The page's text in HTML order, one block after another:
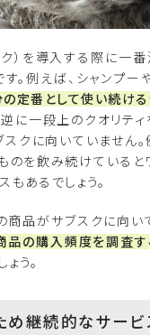
）を導入する際に一
。例えば、シャンプー
定番として使い続け
逆に一段上のクオリテ
クに向いていません。
のを飲み続けていると
もあるでしょう。
商品がサブスクに向い
品の購入頻度を調査
う。
め継続的なサー